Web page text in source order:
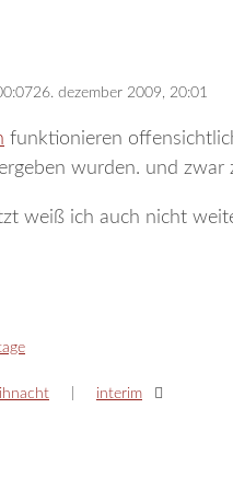
26. dezember 2009, 20:01
funktionieren
wurden. und zwar
weiß ich auch nicht
interim